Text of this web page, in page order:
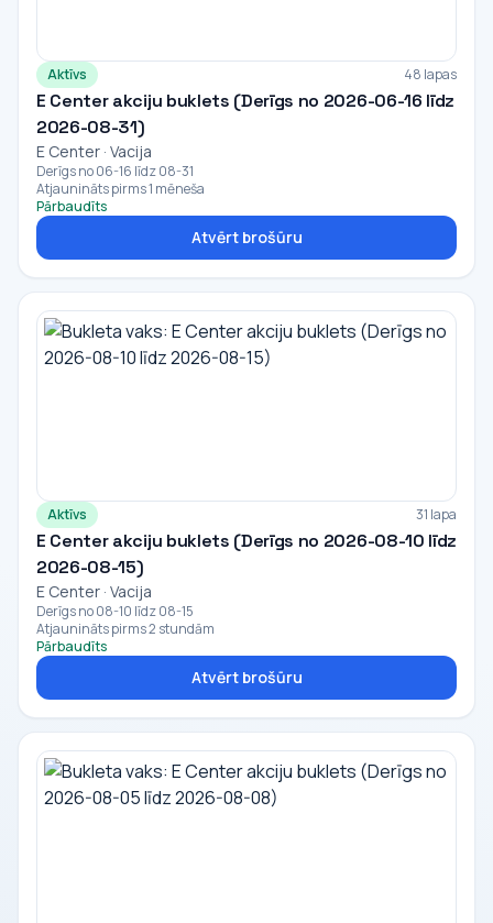
Aktīvs 48 lapas
E Center akciju buklets (Derīgs no 2026-06-16 līdz
2026-08-31)
E Center · Vacija
Derīgs no 06-16 līdz 08-31
Atjaunināts pirms 1 mēneša
Pārbaudīts
Atvērt brošūru
Aktīvs 31 lapa
E Center akciju buklets (Derīgs no 2026-08-10 līdz
2026-08-15)
E Center · Vacija
Derīgs no 08-10 līdz 08-15
Atjaunināts pirms 2 stundām
Pārbaudīts
Atvērt brošūru